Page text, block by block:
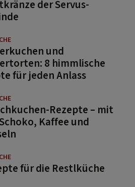
der Servus-
und
8 himmlische
für jeden Anlass
Rezepte – mit
Kaffee und
für die Restlküche